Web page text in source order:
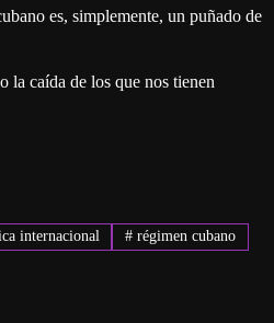
es, simplemente, un puñado de
la caída de los que nos tienen
internacional # régimen cubano